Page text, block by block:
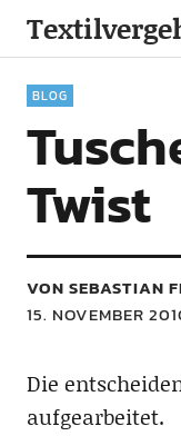
BLOG
Twist
VON SEBASTIAN
15. NOVEMBER
Die
aufgearbeitet.